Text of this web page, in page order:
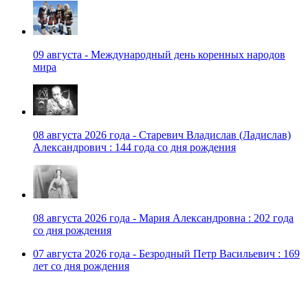
09 августа - Международный день коренных народов
мира
08 августа 2026 года - Старевич Владислав (Ладислав)
Александрович : 144 года со дня рождения
08 августа 2026 года - Мария Александровна : 202 года
со дня рождения
07 августа 2026 года - Безродный Петр Васильевич : 169
лет со дня рождения